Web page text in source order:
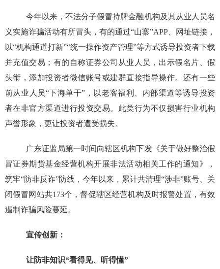
今年以来，不法分子假冒持牌金融机构及其从业人员名
义实施诈骗活动有所冒头，有的通过“山寨”APP、网址链接，
以“机构通道打新”“统一操作资产管理”等方式诱导投资者下载
并充值交易；有的自称证券公司从业人员，出示假名片、假
头衔，添加投资者微信账号或建群直接指导操作。还有一些
前从业人员“下海单干”，以老客福利、内部渠道等诱导投资
者在非官方渠道进行投资交易。此类行为不仅损害行业机构
声誉形象，更让投资者遭受损失。
广东证监局第一时间向辖区机构下发《关于做好整治假
冒证券期货基金经营机构开展非法活动相关工作的通知》，
筑牢“防非反诈”防线，今年以来，累计共清理“涉非”账号、关
闭假冒网站共173个，督促辖区经营机构及时报警处置，有效
遏制诈骗风险蔓延。
宣传创新：
让防非知识“看得见、听得懂”​